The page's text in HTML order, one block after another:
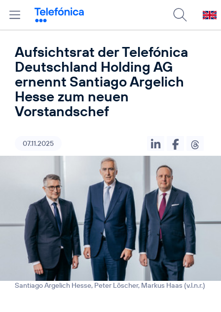
Aufsichtsrat der Telefónica
Deutschland Holding AG
ernennt Santiago Argelich
Hesse zum neuen
Vorstandschef
07.11.2025
Santiago Argelich Hesse, Peter Löscher, Markus Haas (v.l.n.r.)